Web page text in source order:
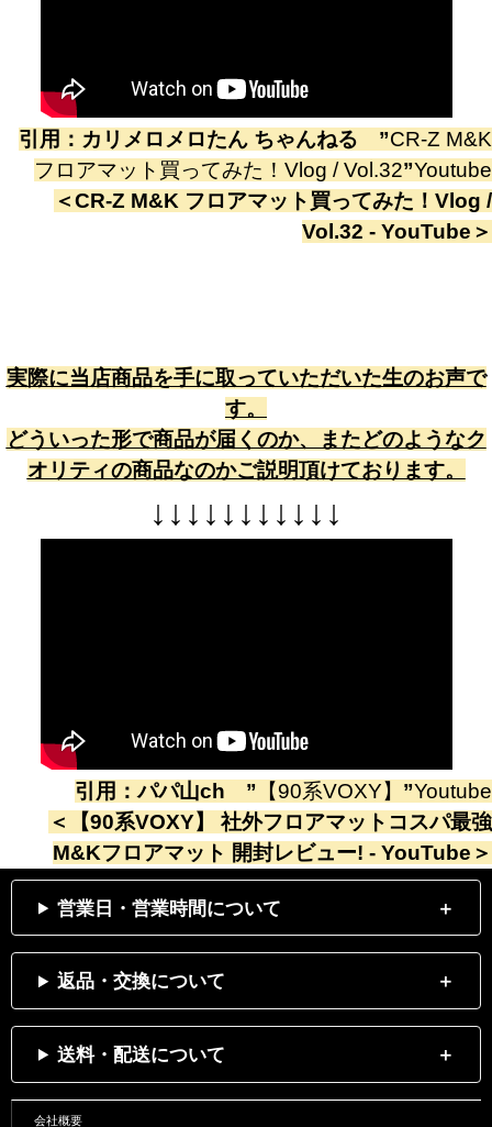
引用： カリメロメロたん ちゃんねる ”CR-Z M&K
フロアマット買ってみた！Vlog / Vol.32”Youtube
＜CR-Z M&K フロアマット買ってみた！Vlog /
Vol.32 - YouTube ＞
実際に当店商品を手に取っていただいた生のお声で
す。
どういった形で商品が届くのか、またどのようなク
オリティの商品なのかご説明頂けております。
↓ ↓ ↓ ↓ ↓ ↓ ↓ ↓ ↓ ↓ ↓
引用：パパ山ch ” 【90系VOXY】 ”Youtube
＜
【90系VOXY】 社外フロアマットコスパ最強
M&Kフロアマット 開封レビュー! - YouTube ＞
営業日・営業時間について
返品・交換について
送料・配送について
会社概要